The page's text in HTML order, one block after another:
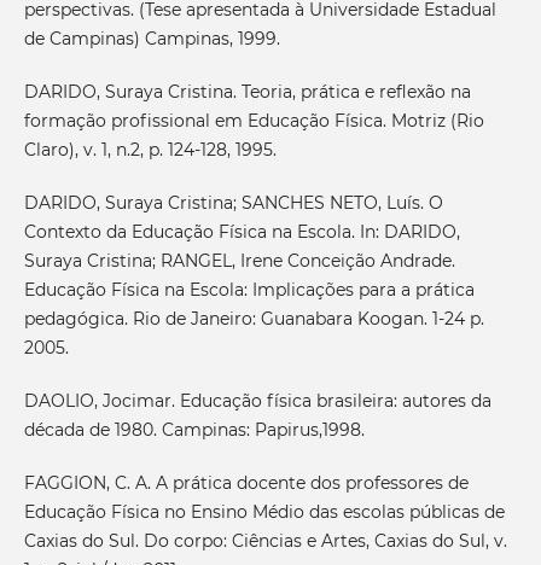
perspectivas. (Tese apresentada à Universidade Estadual
de Campinas) Campinas, 1999.
DARIDO, Suraya Cristina. Teoria, prática e reflexão na
formação profissional em Educação Física. Motriz (Rio
Claro), v. 1, n.2, p. 124-128, 1995.
DARIDO, Suraya Cristina; SANCHES NETO, Luís. O
Contexto da Educação Física na Escola. In: DARIDO,
Suraya Cristina; RANGEL, Irene Conceição Andrade.
Educação Física na Escola: Implicações para a prática
pedagógica. Rio de Janeiro: Guanabara Koogan. 1-24 p.
2005.
DAOLIO, Jocimar. Educação física brasileira: autores da
década de 1980. Campinas: Papirus,1998.
FAGGION, C. A. A prática docente dos professores de
Educação Física no Ensino Médio das escolas públicas de
Caxias do Sul. Do corpo: Ciências e Artes, Caxias do Sul, v.